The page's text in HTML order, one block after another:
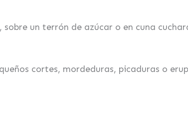
un terrón de azúcar o en cuna
cortes, mordeduras, picaduras o